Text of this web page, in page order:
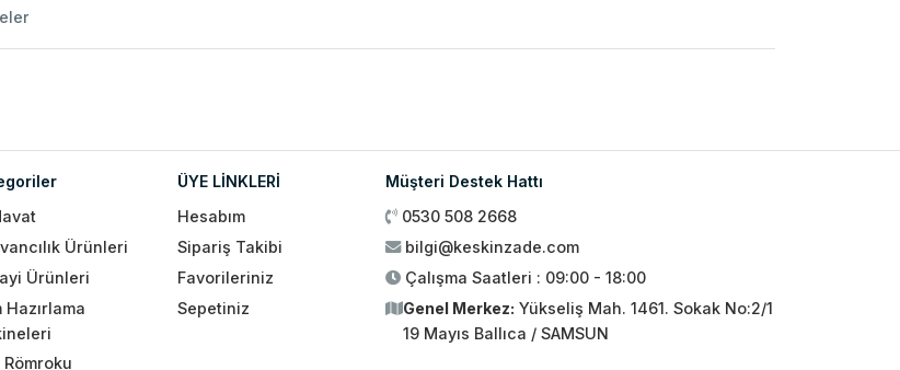
Ürünleri
Ürünleri
Hazırlama
Römroku
ÜYE LİNKLERİ
Hesabım
Sipariş Takibi
Favorileriniz
Sepetiniz
Müşteri Destek Hattı
0530 508 2668
bilgi@keskinzade.com
Çalışma Saatleri : 09:00 - 18:00
Genel Merkez: Yükseliş Mah. 1461. Sokak No:2/1
19 Mayıs Ballıca / SAMSUN